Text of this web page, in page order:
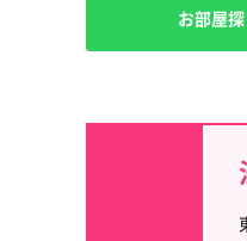
お部屋